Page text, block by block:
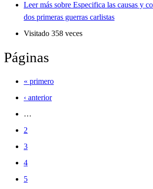
Leer más sobre Especifica las causas y
dos primeras guerras carlistas
Visitado 358 veces
Páginas
« primero
‹ anterior
…
2
3
4
5